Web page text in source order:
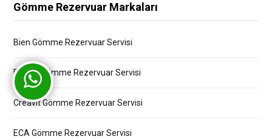
Gömme Rezervuar Markaları
Bien Gömme Rezervuar Servisi
Bocchi Gömme Rezervuar Servisi
Creavit Gömme Rezervuar Servisi
ECA Gömme Rezervuar Servisi